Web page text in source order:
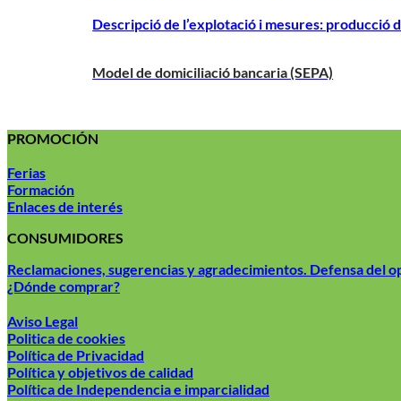
Descripció de l’explotació i mesures: producció
Model de domiciliació bancaria (SEPA)
PROMOCIÓN
Ferias
Formación
Enlaces de interés
CONSUMIDORES
Reclamaciones, sugerencias y agradecimientos. Defensa del
¿Dónde comprar?
Aviso Legal
Politica de cookies
Política de Privacidad
Política y objetivos de calidad
Política de Independencia e imparcialidad